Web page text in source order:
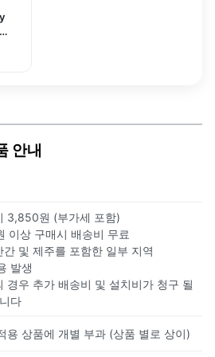
안내
3,850원 (부가세 포함)
이상 구매시 배송비 무료
간 및 제주를 포함한 일부 지역
발생
경우 추가 배송비 및 설치비가 청구 될
다
용 상품에 개별 부과 (상품 별로 상이)